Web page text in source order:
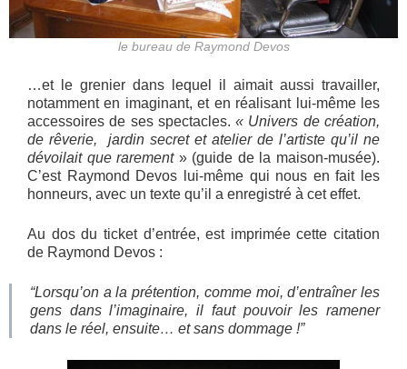
le bureau de Raymond Devos
…et le grenier dans lequel il aimait aussi travailler,
notamment en imaginant, et en réalisant lui-même les
accessoires de ses spectacles.« Univers de création,
de rêverie, jardin secret et atelier de l’artiste qu’il ne
dévoilait que rarement » (guide de la maison-musée).
C’est Raymond Devos lui-même qui nous en fait les
honneurs, avec un texte qu’il a enregistré à cet effet.
Au dos du ticket d’entrée, est imprimée cette citation
de Raymond Devos :
“Lorsqu’on a la prétention, comme moi, d’entraîner les
gens dans l’imaginaire, il faut pouvoir les ramener
dans le réel, ensuite… et sans dommage !”